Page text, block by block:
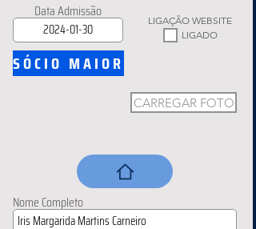
Data Admissão
LIGAÇÃO WEBSITE
LIGADO
SÓCIO MAIOR
CARREGAR FOTO
Nome Completo